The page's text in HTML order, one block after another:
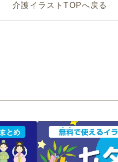
介護イラストTOPへ戻る